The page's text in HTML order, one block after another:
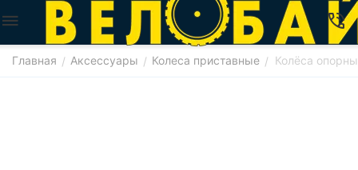
Главная / Аксессуары / Колеса приставные / Колёса